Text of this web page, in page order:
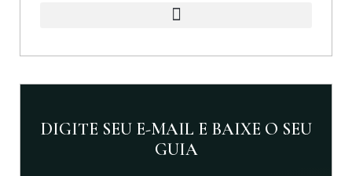
DIGITE SEU E-MAIL E BAIXE O SEU
GUIA